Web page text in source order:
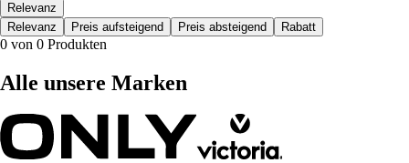
Relevanz
Relevanz
Preis aufsteigend Preis absteigend Rabatt
0 von 0 Produkten
Alle unsere Marken